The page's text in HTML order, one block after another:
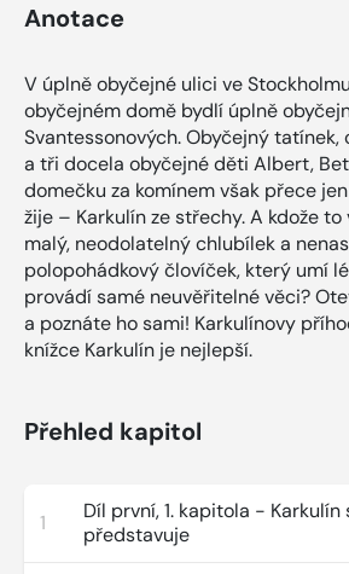
Anotace
V úplně obyčejné ulici ve
obyčejném domě bydlí úplně
Svantessonových. Obyčejný tatínek,
a tři docela obyčejné děti Albert,
domečku za komínem však přece
žije – Karkulín ze střechy. A kdože to
malý, neodolatelný chlubílek a
polopohádkový človíček, který umí
provádí samé neuvěřitelné věci?
a poznáte ho sami! Karkulínovy
knížce Karkulín je nejlepší.
Přehled kapitol
1
Díl první, 1. kapitola - Karkulín
představuje